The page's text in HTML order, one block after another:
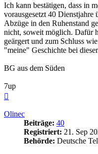
Ich kann bestätigen, dass in
vorausgesetzt 40 Dienstjahre
Abzüge in den Ruhenstand
nicht, soweit möglich. Dafür
geärgert und zum Schluss
"meine" Geschichte bei
BG aus dem Süden
7up
Olinec
Beiträge: 40
Registriert: 21. Sep
Behörde: Deutsche